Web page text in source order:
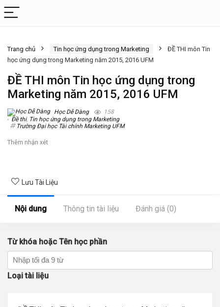
Trang chủ Tin học ứng dụng trong Marketing
ĐỀ THI môn Tin
học ứng dụng trong Marketing năm 2015, 2016 UFM
ĐỀ THI môn Tin học ứng dụng trong
Marketing năm 2015, 2016 UFM
Học Dễ Dàng
158
Đề thi, Tin học ứng dụng trong Marketing
Trường Đại học Tài chính Marketing UFM
Thêm nhận xét
Lưu Tài Liệu
Nội dung Thông tin tài liệu Đánh giá (0)
Từ khóa hoặc Tên học phần
Loại tài liệu